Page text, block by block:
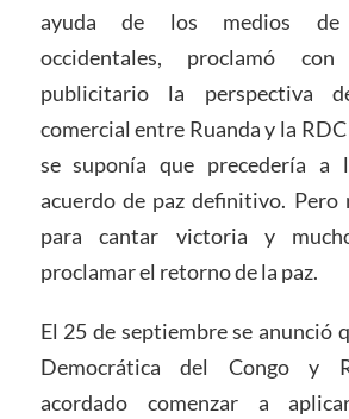
ayuda de los medios de
occidentales, proclamó
publicitario la perspectiva
comercial entre Ruanda y la
se suponía que precedería a
acuerdo de paz definitivo. Pero
para cantar victoria y
proclamar el retorno de la paz.
El 25 de septiembre se anunció
Democrática del Congo y
acordado comenzar a